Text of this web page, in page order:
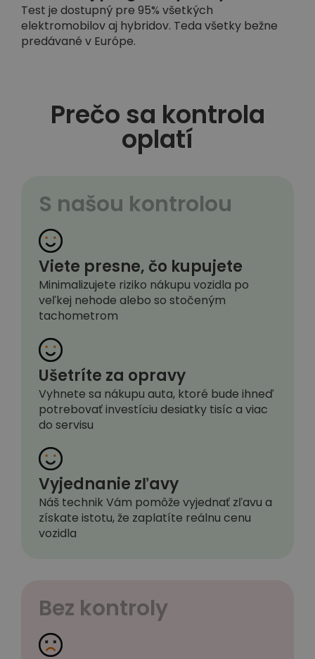
Test je dostupný pre 95% všetkých
elektromobilov aj hybridov. Teda všetky bežne
predávané v Európe.
Prečo sa kontrola
oplatí
S našou kontrolou
Viete presne, čo kupujete
Minimalizujete riziko nákupu vozidla po
veľkej nehode alebo so stočeným
tachometrom
Ušetríte za opravy
Vyhnete sa nákupu auta, ktoré bude ihneď
potrebovať investíciu desiatky tisíc a viac
do servisu
Vyjednanie zľavy
Náš technik Vám pomôže vyjednať zľavu a
získate istotu, že zaplatíte reálnu cenu
vozidla
Bez kontroly